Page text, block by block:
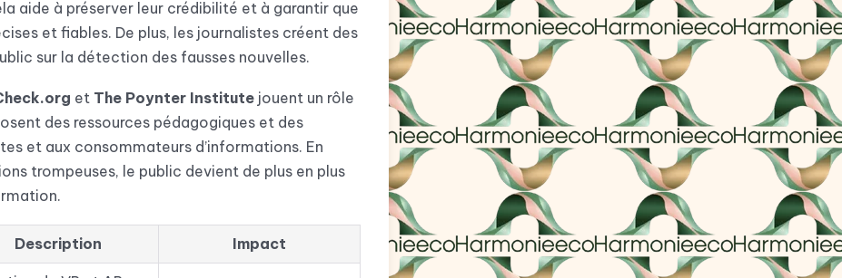
aide à préserver leur crédibilité et à garantir que
et fiables. De plus, les journalistes créent des
sur la détection des fausses nouvelles.
et The Poynter Institute jouent un rôle
des ressources pédagogiques et des
et aux consommateurs d’informations. En
trompeuses, le public devient de plus en plus
Description Impact